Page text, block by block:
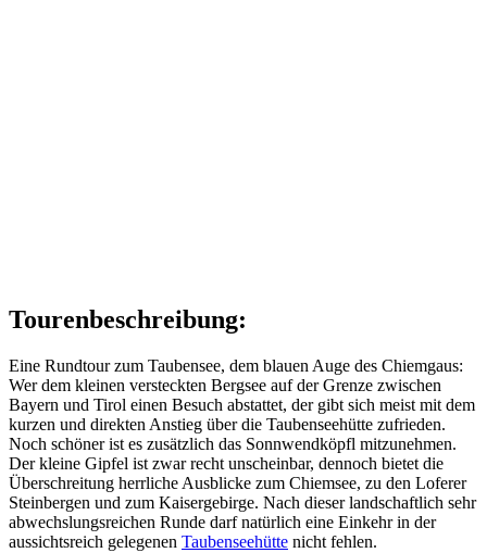
Tourenbeschreibung:
Eine Rundtour zum Taubensee, dem blauen Auge des Chiemgaus:
Wer dem kleinen versteckten Bergsee auf der Grenze zwischen
Bayern und Tirol einen Besuch abstattet, der gibt sich meist mit dem
kurzen und direkten Anstieg über die Taubenseehütte zufrieden.
Noch schöner ist es zusätzlich das Sonnwendköpfl mitzunehmen.
Der kleine Gipfel ist zwar recht unscheinbar, dennoch bietet die
Überschreitung herrliche Ausblicke zum Chiemsee, zu den Loferer
Steinbergen und zum Kaisergebirge. Nach dieser landschaftlich sehr
abwechslungsreichen Runde darf natürlich eine Einkehr in der
aussichtsreich gelegenen Taubenseehütte nicht fehlen.